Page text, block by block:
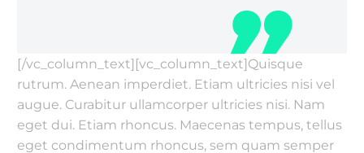
[/vc_column_text][vc_column_text]Quisque
rutrum. Aenean imperdiet. Etiam ultricies nisi vel
augue. Curabitur ullamcorper ultricies nisi. Nam
eget dui. Etiam rhoncus. Maecenas tempus, tellus
eget condimentum rhoncus, sem quam semper